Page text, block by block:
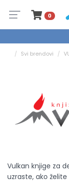
0
Svi brendovi
Vulkan knjige za
uzraste, ako